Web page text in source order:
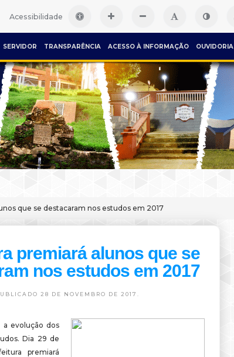
Acessibilidade
SERVIDOR TRANSPARÊNCIA ACESSO À INFORMAÇÃO OUVIDORIA
que se destacaram nos estudos em 2017
premiará alunos que se
nos estudos em 2017
28 DE NOVEMBRO DE 2017.
a evolução dos
Dia 29 de
premiará